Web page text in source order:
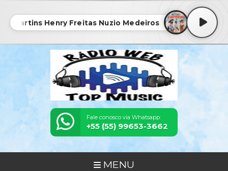
Martins Henry Freitas Nuzio Medeiros - RITMO DA
Fale conosco via Whatsapp:
+55 (55) 99653-3662
MENU